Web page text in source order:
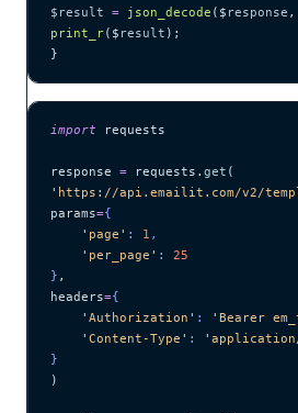
$result = json_decode ($ response ,
print_r($ result );
}
import requests
response = requests. get (
' https://api.emailit.com/v2/
params={
    '
page ' : 1 ,
    '
per_page ' : 25
} ,
headers={
    '
Authorization ' : ' Bearer
    '
Content-Type ' : '
}
)